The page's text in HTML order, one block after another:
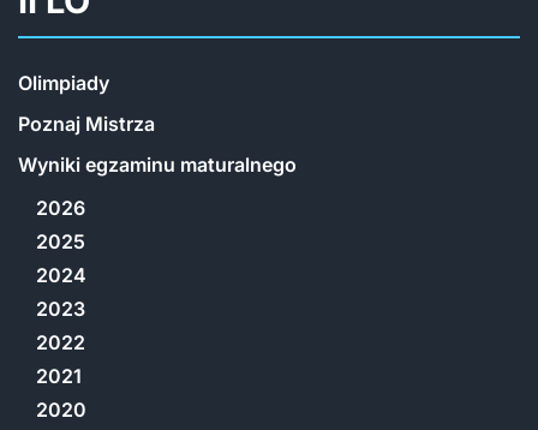
Olimpiady
Poznaj Mistrza
Wyniki egzaminu maturalnego
2026
2025
2024
2023
2022
2021
2020